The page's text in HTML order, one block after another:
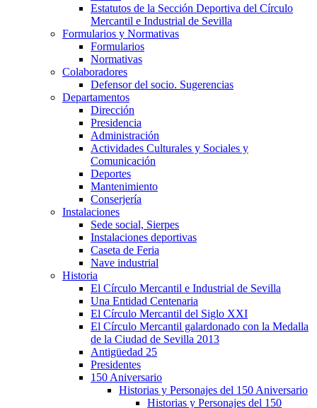
Estatutos de la Sección Deportiva del Círculo
Mercantil e Industrial de Sevilla
Formularios y Normativas
Formularios
Normativas
Colaboradores
Defensor del socio. Sugerencias
Departamentos
Dirección
Presidencia
Administración
Actividades Culturales y Sociales y
Comunicación
Deportes
Mantenimiento
Conserjería
Instalaciones
Sede social, Sierpes
Instalaciones deportivas
Caseta de Feria
Nave industrial
Historia
El Círculo Mercantil e Industrial de Sevilla
Una Entidad Centenaria
El Círculo Mercantil del Siglo XXI
El Círculo Mercantil galardonado con la Medalla
de la Ciudad de Sevilla 2013
Antigüedad 25
Presidentes
150 Aniversario
Historias y Personajes del 150 Aniversario
Historias y Personajes del 150